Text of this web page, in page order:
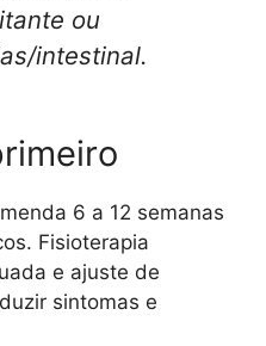
ou
intestinal.
6 a 12 semanas
Fisioterapia
e ajuste de
sintomas e